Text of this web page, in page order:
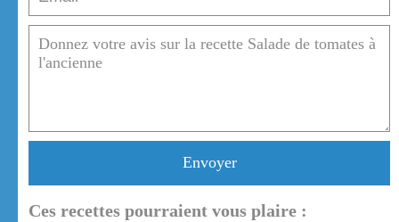
Envoyer
Ces recettes pourraient vous plaire :